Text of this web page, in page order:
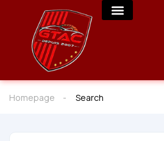
Homepage Search